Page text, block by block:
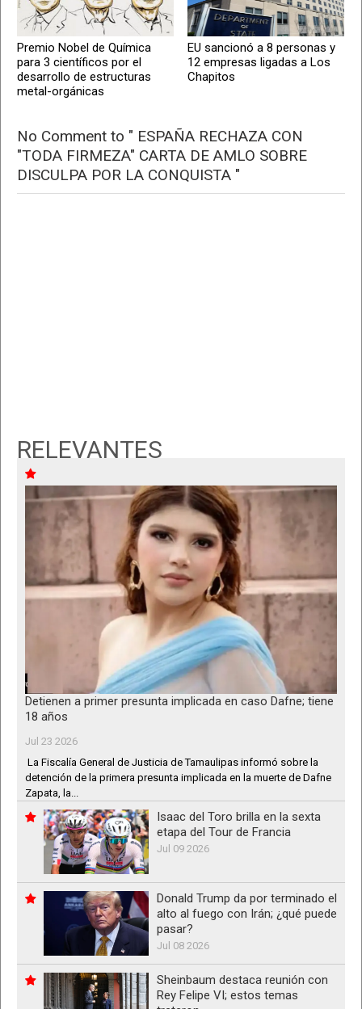
Premio Nobel de Química
para 3 científicos por el
desarrollo de estructuras
metal-orgánicas
EU sancionó a 8 personas y
12 empresas ligadas a Los
Chapitos
No Comment to " ESPAÑA RECHAZA CON
"TODA FIRMEZA" CARTA DE AMLO SOBRE
DISCULPA POR LA CONQUISTA "
RELEVANTES
Detienen a primer presunta implicada en caso Dafne; tiene
18 años
Jul 23 2026
La Fiscalía General de Justicia de Tamaulipas informó sobre la
detención de la primera presunta implicada en la muerte de Dafne
Zapata, la...
Isaac del Toro brilla en la sexta
etapa del Tour de Francia
Jul 09 2026
Donald Trump da por terminado el
alto al fuego con Irán; ¿qué puede
pasar?
Jul 08 2026
Sheinbaum destaca reunión con
Rey Felipe VI; estos temas